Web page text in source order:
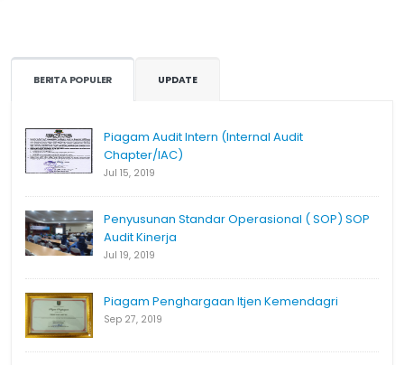
BERITA POPULER UPDATE
Piagam Audit Intern (Internal Audit
Chapter/IAC)
Jul 15, 2019
Penyusunan Standar Operasional ( SOP) SOP
Audit Kinerja
Jul 19, 2019
Piagam Penghargaan Itjen Kemendagri
Sep 27, 2019